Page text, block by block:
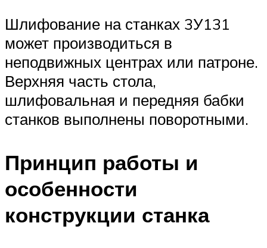
Шлифование на станках 3У131
может производиться в
неподвижных центрах или патроне.
Верхняя часть стола,
шлифовальная и передняя бабки
станков выполнены поворотными.
Принцип работы и
особенности
конструкции станка